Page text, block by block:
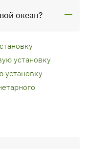
океан?
установку
установку